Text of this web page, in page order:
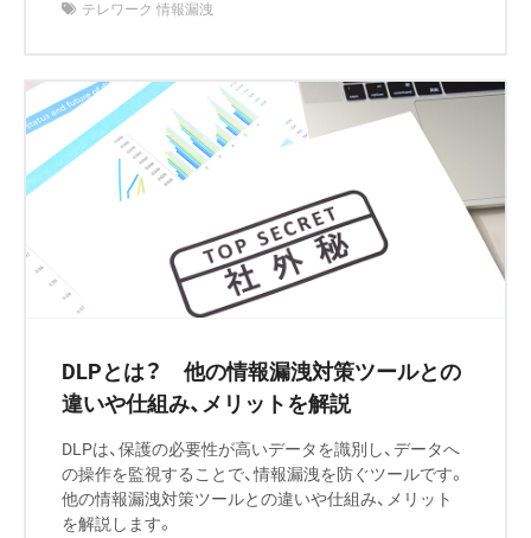
テレワーク 情報漏洩
DLPとは？ 他の情報漏洩対策ツールとの
違いや仕組み、メリットを解説
DLPは、保護の必要性が高いデータを識別し、データへ
の操作を監視することで、情報漏洩を防ぐツールです。
他の情報漏洩対策ツールとの違いや仕組み、メリット
を解説します。